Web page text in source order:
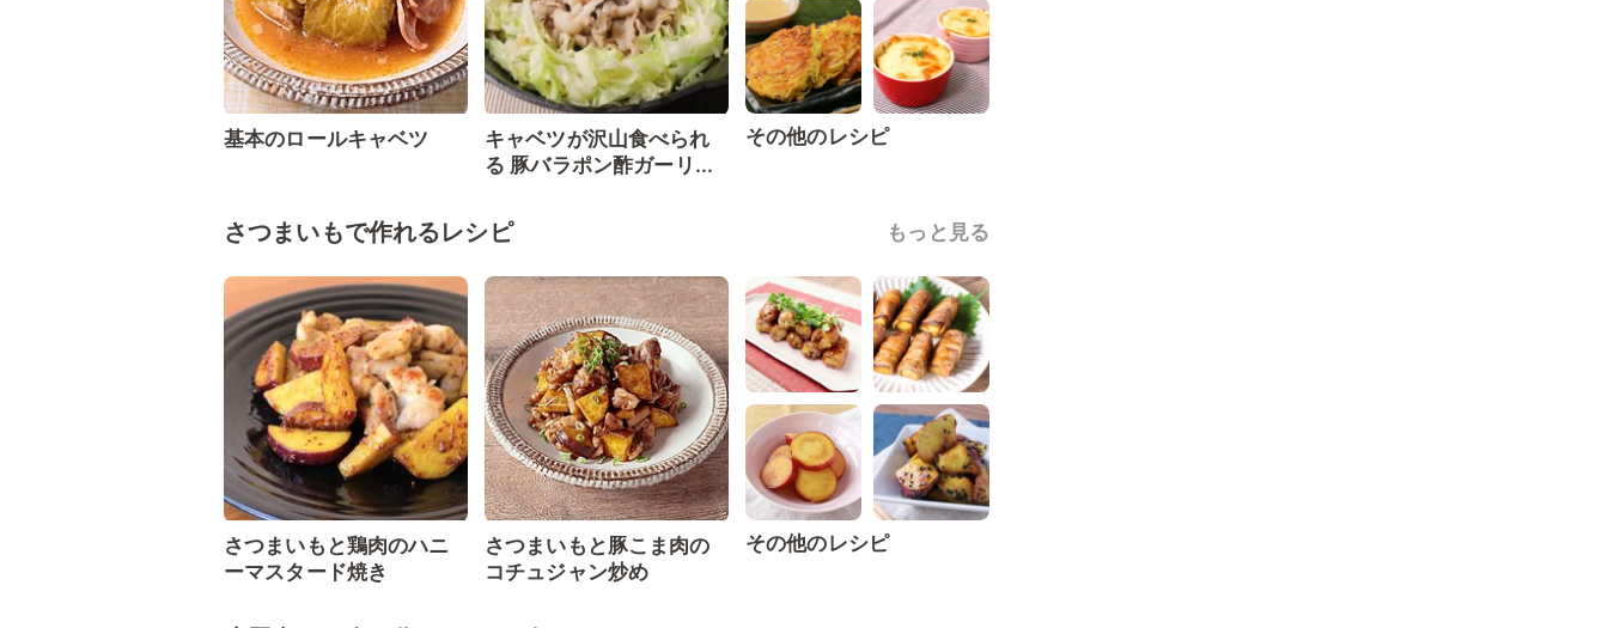
基本のロールキャベツ
キャベツが沢山食べられ
る 豚バラポン酢ガーリ...
その他のレシピ
さつまいもで作れるレシピ もっと見る
さつまいもと鶏肉のハニ
ーマスタード焼き
さつまいもと豚こま肉の
コチュジャン炒め
その他のレシピ